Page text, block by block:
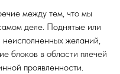
между тем, что мы
деле. Поднятые или
неисполненных желаний,
блоков в области плечей
проявленности.